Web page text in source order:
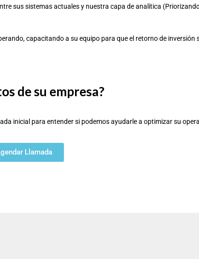
sus sistemas actuales y nuestra capa de analítica
capacitando a su equipo para que el retorno de inversión
de su empresa?
inicial para entender si podemos ayudarle a optimizar su
Llamada